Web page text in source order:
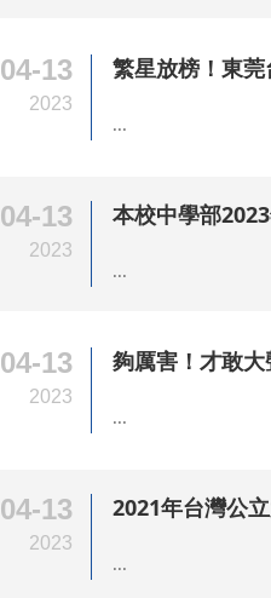
04-13
2023
繁星放榜！東莞
...
04-13
2023
本校中學部
...
04-13
2023
夠厲害！才敢
...
04-13
2023
2021年台灣公
...